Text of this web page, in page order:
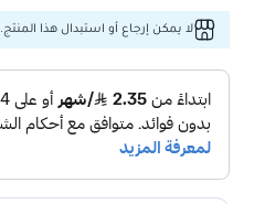
لا يمكن إرجاع أو استبدال هذا المنتج.